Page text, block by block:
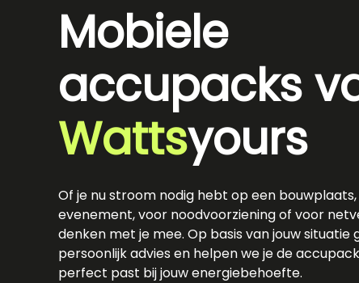
Mobiele
accupacks
Wattsyours
Of je nu stroom nodig hebt op een bouwplaats,
evenement, voor noodvoorziening of voor
denken met je mee. Op basis van jouw situatie
persoonlijk advies en helpen we je de
perfect past bij jouw energiebehoefte.